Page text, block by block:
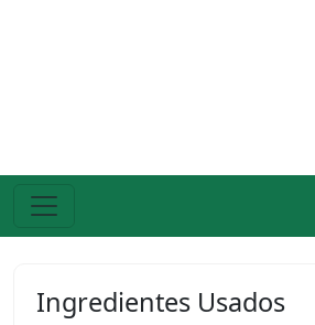
Ingredientes Usados